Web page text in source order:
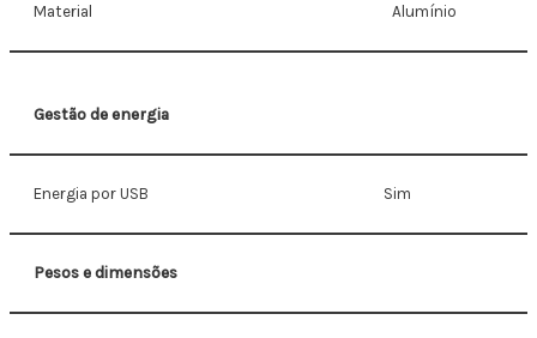
Material Alumínio
Gestão de energia
Energia por USB Sim
Pesos e dimensões